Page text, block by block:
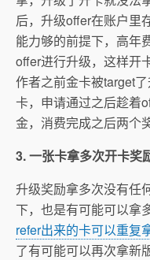
后，升级offer在账户里
能力够的前提下，高年
offer进行升级，这样开
作者之前金卡被target
卡，申请通过之后趁着
金，消费完成之后两个
3. 一张卡拿多次开卡奖
升级奖励拿多次没有任
下，也是有可能可以拿
refer出来的卡可以重复
了有可能可以再次拿新